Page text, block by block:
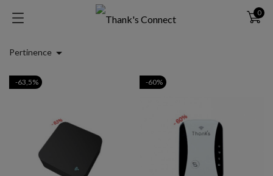
0
Pertinence 
-63,5% -60%